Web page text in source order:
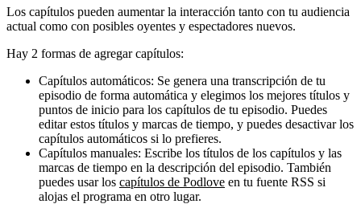
Los capítulos pueden aumentar la interacción tanto con tu audiencia
actual como con posibles oyentes y espectadores nuevos.
Hay 2 formas de agregar capítulos:
Capítulos automáticos: Se genera una transcripción de tu
episodio de forma automática y elegimos los mejores títulos y
puntos de inicio para los capítulos de tu episodio. Puedes
editar estos títulos y marcas de tiempo, y puedes desactivar los
capítulos automáticos si lo prefieres.
Capítulos manuales: Escribe los títulos de los capítulos y las
marcas de tiempo en la descripción del episodio. También
puedes usar los capítulos de Podlove en tu fuente RSS si
alojas el programa en otro lugar.